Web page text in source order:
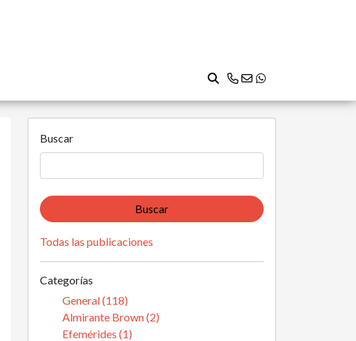
Buscar
Buscar
Todas las publicaciones
Categorías
General (118)
Almirante Brown (2)
Efemérides (1)